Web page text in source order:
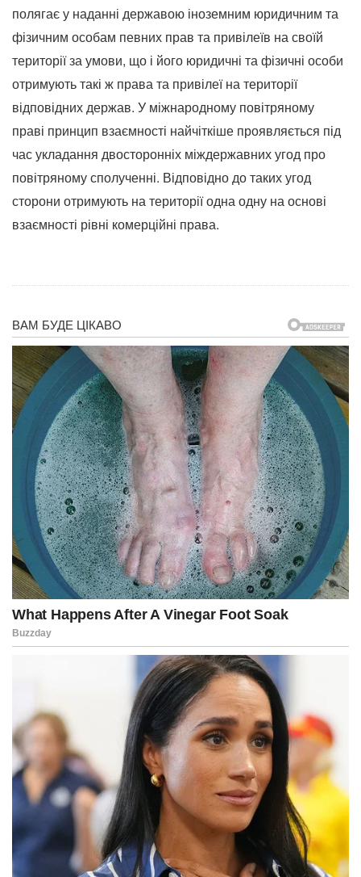
полягає у наданні державою іноземним юридичним та
фізичним особам певних прав та привілеїв на своїй
території за умови, що і його юридичні та фізичні особи
отримують такі ж права та привілеї на території
відповідних держав. У міжнародному повітряному
праві принцип взаємності найчіткіше проявляється під
час укладання двосторонніх міждержавних угод про
повітряному сполученні. Відповідно до таких угод
сторони отримують на території одна одну на основі
взаємності рівні комерційні права.